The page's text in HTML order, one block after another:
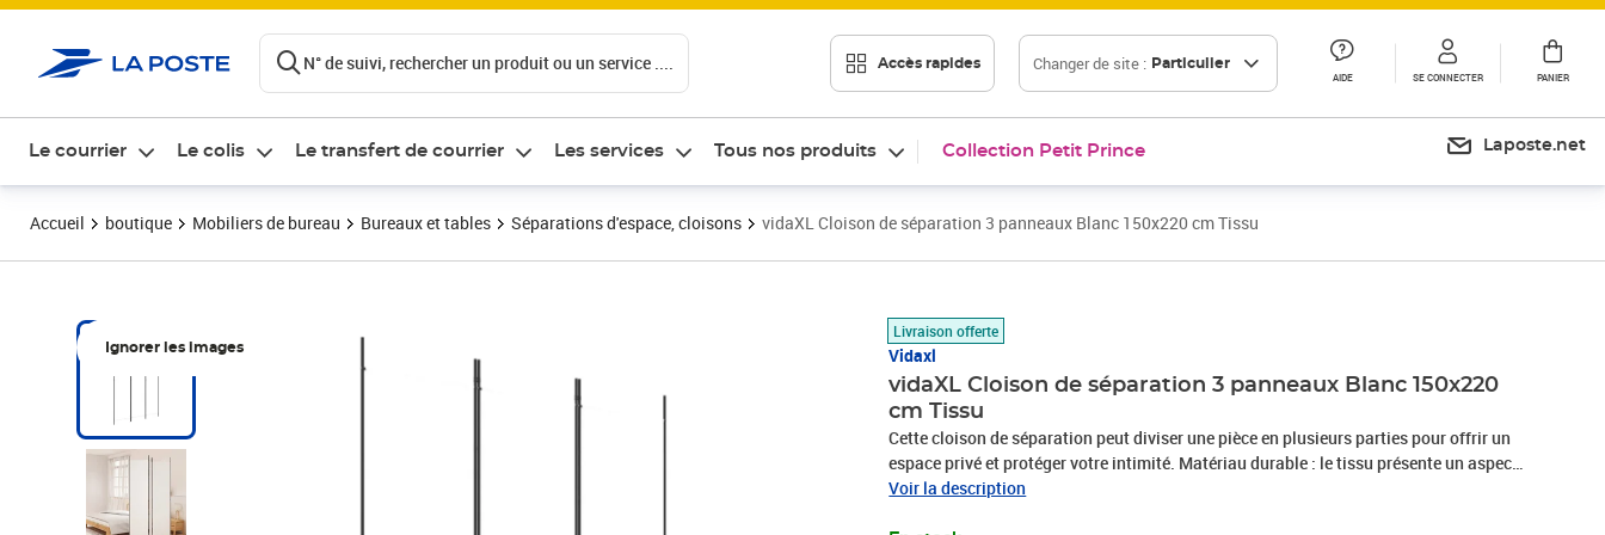
N° de suivi, rechercher un produit ou un service .... Accès rapides Changer de site : Particulier
AIDE SE CONNECTER PANIER
Le courrier Le colis Le transfert de courrier Les services Tous nos produits Collection Petit Prince Laposte.net
Accueil boutique Mobiliers de bureau Bureaux et tables Séparations d'espace, cloisons vidaXL Cloison de séparation 3 panneaux Blanc 150x220 cm Tissu
Ignorer les images
Livraison offerte
Vidaxl
vidaXL Cloison de séparation 3 panneaux Blanc 150x220
cm Tissu
Cette cloison de séparation peut diviser une pièce en plusieurs parties pour offrir un
espace privé et protéger votre intimité. Matériau durable : le tissu présente un aspect
simple et épuré, et il est respirant et durable.Fonction polyvalente : vous pouvez non
Voir la description
Prix 36,73€